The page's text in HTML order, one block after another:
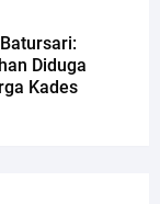
Diduga
Kades